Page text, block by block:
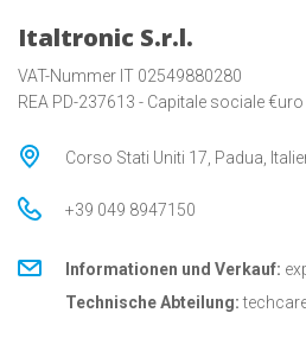
Italtronic S.r.l.
VAT-Nummer IT 02549880280
REA PD-237613 - Capitale sociale €uro
Corso Stati Uniti 17, Padua,
+39 049 8947150
Informationen und Verkauf:
Technische Abteilung: